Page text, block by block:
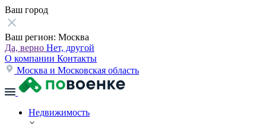
Ваш город
Ваш регион: Москва
Да, верно Нет, другой
О компании Контакты
Москва и Московская область
Недвижимость